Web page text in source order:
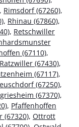
, Rimsdorf (67260),
, Rhinau (67860),
, Retschwiller
(67110),
Ratzwiller (67430),
(67117),
(67250),
(67370),
, Pfaffenhoffen
(67320), Ottrott